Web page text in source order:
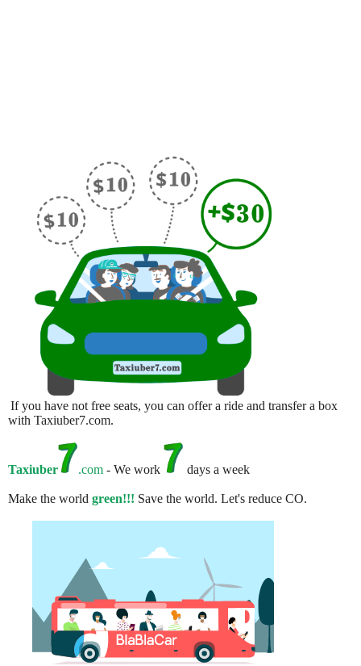
If you have not free seats, you can offer a ride and transfer a box
with Taxiuber7.com.
Taxiuber .com - We work days a week
Make the world green!!! Save the world. Let's reduce CO.